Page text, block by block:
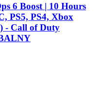
6 Boost | 10 Hours
PS5, PS4, Xbox
- Call of Duty